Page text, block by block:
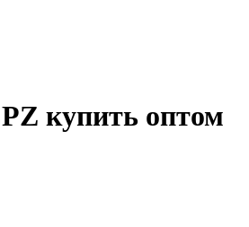
купить оптом